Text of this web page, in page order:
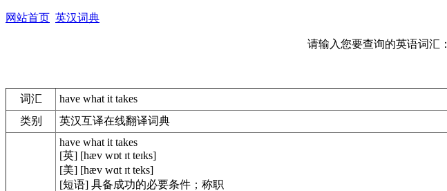
网站首页 英汉词典
请输入您要查询的英语词汇：
词汇
have what it takes
类别
英汉互译在线翻译词典
have what it takes
[英] [hæv wɒt ɪt teɪks]
[美] [hæv wɑt ɪt teks]
[短语] 具备成功的必要条件；称职